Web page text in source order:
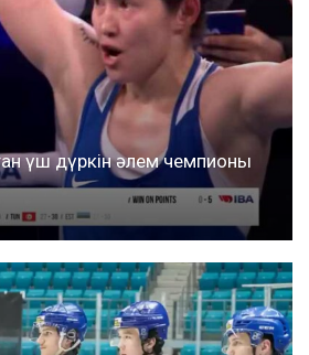
үш дүркін әлем чемпионы